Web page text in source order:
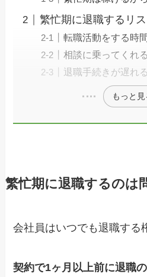
繁忙期に退職するリス
転職活動をする時
相談に乗ってくれ
退職手続きが遅れる
もっと見
繁忙期に退職するのは
会社員はいつでも退職する
契約で1ヶ月以上前に退職